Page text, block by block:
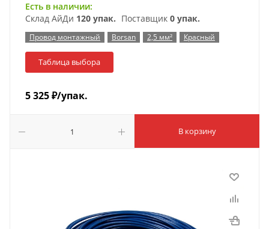
Есть в наличии:
Склад АйДи 120 упак. Поставщик 0 упак.
Провод монтажный Borsan 2,5 мм² Красный
Таблица выбора
5 325₽/упак.
В корзину